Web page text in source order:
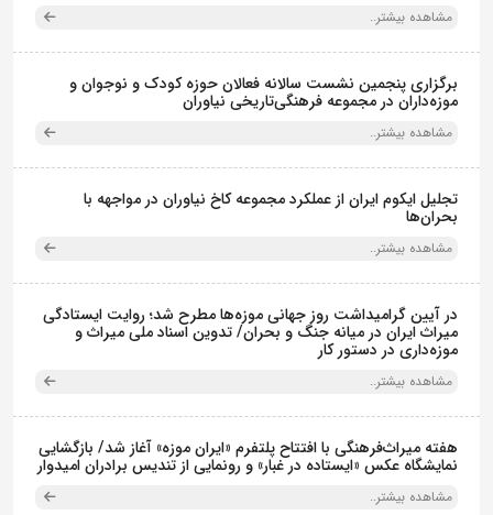
مشاهده بیشتر..
برگزاری پنجمین نشست سالانه فعالان حوزه کودک و نوجوان و
موزه‌داران در مجموعه فرهنگی‌تاریخی نیاوران
مشاهده بیشتر..
تجلیل ایکوم ایران از عملکرد مجموعه کاخ نیاوران در مواجهه با
بحران‌ها
مشاهده بیشتر..
در آیین گرامیداشت روز جهانی موزه‌ها مطرح شد؛ روایت ایستادگی
میراث ایران در میانه جنگ و بحران/ تدوین اسناد ملی میراث و
موزه‌داری در دستور کار
مشاهده بیشتر..
هفته میراث‌فرهنگی با افتتاح پلتفرم «ایران موزه» آغاز شد/ بازگشایی
نمایشگاه عکس «ایستاده در غبار» و رونمایی از تندیس برادران امیدوار
مشاهده بیشتر..